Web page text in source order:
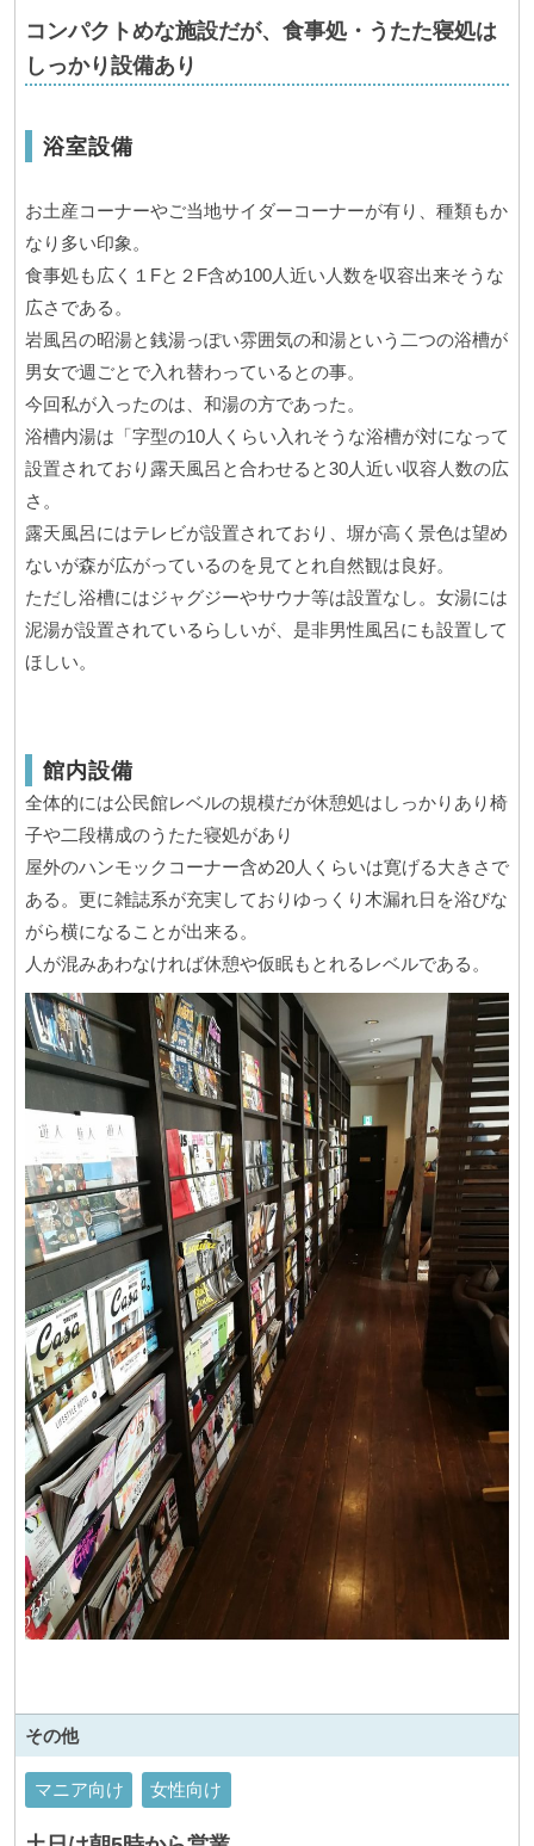
コンパクトめな施設だが、食事処・うたた寝処は
しっかり設備あり
浴室設備
お土産コーナーやご当地サイダーコーナーが有り、種類もか
なり多い印象。
食事処も広く１Fと２F含め100人近い人数を収容出来そうな
広さである。
岩風呂の昭湯と銭湯っぽい雰囲気の和湯という二つの浴槽が
男女で週ごとで入れ替わっているとの事。
今回私が入ったのは、和湯の方であった。
浴槽内湯は「字型の10人くらい入れそうな浴槽が対になって
設置されており露天風呂と合わせると30人近い収容人数の広
さ。
露天風呂にはテレビが設置されており、塀が高く景色は望め
ないが森が広がっているのを見てとれ自然観は良好。
ただし浴槽にはジャグジーやサウナ等は設置なし。女湯には
泥湯が設置されているらしいが、是非男性風呂にも設置して
ほしい。
館内設備
全体的には公民館レベルの規模だが休憩処はしっかりあり椅
子や二段構成のうたた寝処があり
屋外のハンモックコーナー含め20人くらいは寛げる大きさで
ある。更に雑誌系が充実しておりゆっくり木漏れ日を浴びな
がら横になることが出来る。
人が混みあわなければ休憩や仮眠もとれるレベルである。
その他
マニア向け 女性向け